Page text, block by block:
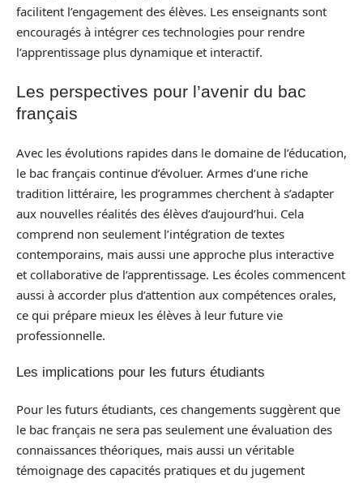
facilitent l’engagement des élèves. Les enseignants sont
encouragés à intégrer ces technologies pour rendre
l’apprentissage plus dynamique et interactif.
Les perspectives pour l’avenir du bac
français
Avec les évolutions rapides dans le domaine de l’éducation,
le bac français continue d’évoluer. Armes d’une riche
tradition littéraire, les programmes cherchent à s’adapter
aux nouvelles réalités des élèves d’aujourd’hui. Cela
comprend non seulement l’intégration de textes
contemporains, mais aussi une approche plus interactive
et collaborative de l’apprentissage. Les écoles commencent
aussi à accorder plus d’attention aux compétences orales,
ce qui prépare mieux les élèves à leur future vie
professionnelle.
Les implications pour les futurs étudiants
Pour les futurs étudiants, ces changements suggèrent que
le bac français ne sera pas seulement une évaluation des
connaissances théoriques, mais aussi un véritable
témoignage des capacités pratiques et du jugement